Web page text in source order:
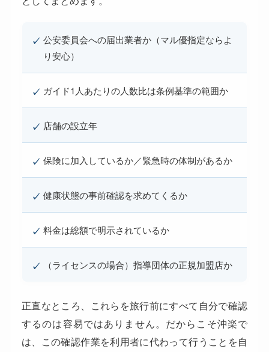
✓ 公安委員会への届出業者か（マル優指定ならよ
り安心）
✓ ガイド1人あたりの人数比は条例基準の範囲か
✓ 店舗の設立年
✓ 保険に加入しているか／緊急時の体制があるか
✓ 健康状態の事前確認を求めてくるか
✓ 料金は総額で明示されているか
✓ （ライセンスの場合）指導団体の正規加盟店か
正直なところ、これらを旅行前にすべて自分で確認
するのは容易ではありません。だからこそ沖楽で
は、この確認作業を利用者に代わって行うことを自